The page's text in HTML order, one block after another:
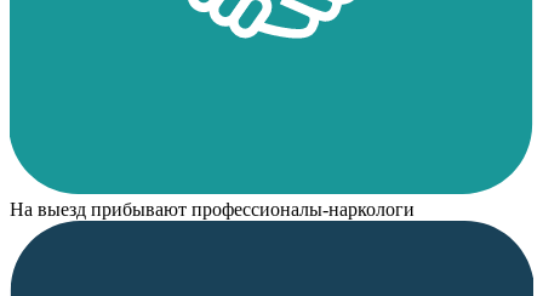
На выезд прибывают профессионалы-наркологи